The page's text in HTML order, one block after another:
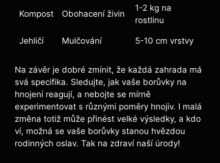
Kompost Obohacení​ živin
1-2 kg na
⁣rostlinu
Jehličí Mulčování 5-10 ​cm⁢ vrstvy
Na závěr je‌ dobré zmínit, že každá zahrada‌ má‍
svá specifika. Sledujte, jak ‍vaše⁤ borůvky na
hnojení reagují, a nebojte se ⁤mírně
experimentovat s ‌různými poměry ‍hnojiv. I malá
změna totiž může⁢ přinést velké výsledky, a kdo⁤
ví, možná se vaše ⁤borůvky stanou hvězdou
rodinných oslav. Tak na zdraví naší úrody!